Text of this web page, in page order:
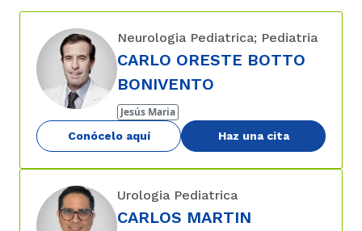
Neurologia Pediatrica; Pediatria
CARLO ORESTE BOTTO
BONIVENTO
Jesús Maria
Conócelo aquí Haz una cita
Urologia Pediatrica
CARLOS MARTIN